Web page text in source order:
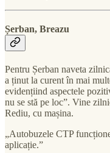
Șerban, Breazu
Pentru Șerban naveta
a ținut la curent în mai
evidențiind aspectele
nu se stă pe loc”. Vine
Rediu, cu mașina.
„Autobuzele CTP
aplicație.”